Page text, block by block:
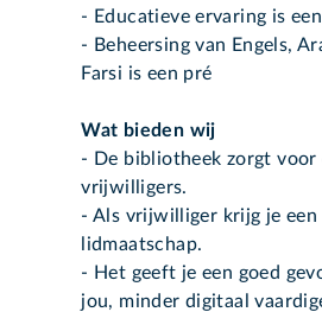
- Educatieve ervaring is
- Beheersing van Engels,
Farsi is een pré
Wat bieden wij
- De bibliotheek zorgt voor
vrijwilligers.
- Als vrijwilliger krijg je
lidmaatschap.
- Het geeft je een goed
jou, minder digitaal